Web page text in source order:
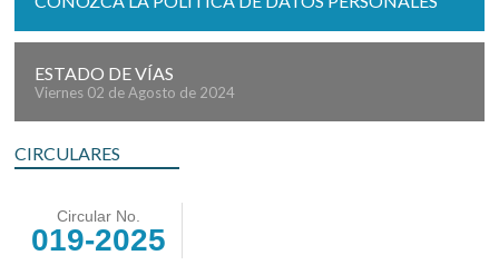
ESTADO DE VÍAS
Viernes 02 de Agosto de 2024
CIRCULARES
Circular No.
019-2025